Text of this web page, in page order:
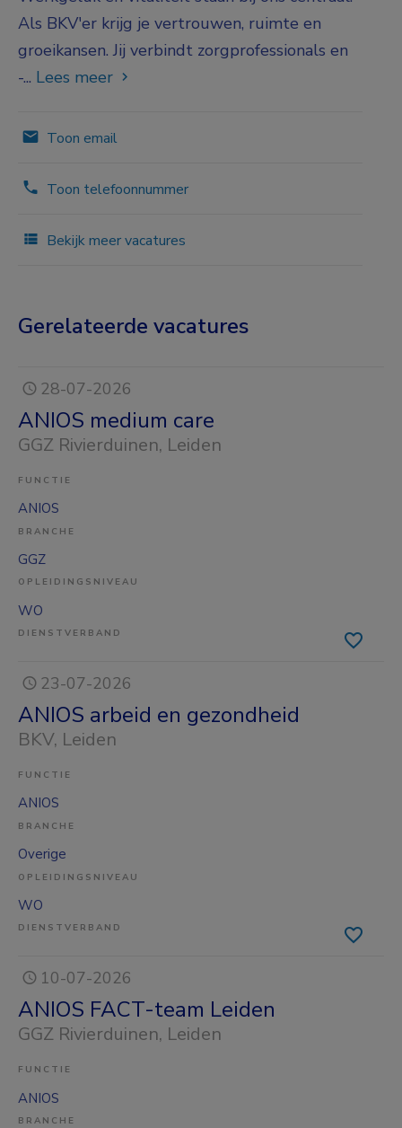
Als BKV'er krijg je vertrouwen, ruimte en
groeikansen. Jij verbindt zorgprofessionals en
-... Lees meer
Toon email
Toon telefoonnummer
Bekijk meer vacatures
Gerelateerde vacatures
28-07-2026
ANIOS medium care
GGZ Rivierduinen, Leiden
FUNCTIE
ANIOS
BRANCHE
GGZ
OPLEIDINGSNIVEAU
WO
DIENSTVERBAND
23-07-2026
ANIOS arbeid en gezondheid
BKV, Leiden
FUNCTIE
ANIOS
BRANCHE
Overige
OPLEIDINGSNIVEAU
WO
DIENSTVERBAND
10-07-2026
ANIOS FACT-team Leiden
GGZ Rivierduinen, Leiden
FUNCTIE
ANIOS
BRANCHE